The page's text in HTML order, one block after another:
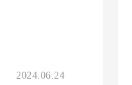
2024.06.24